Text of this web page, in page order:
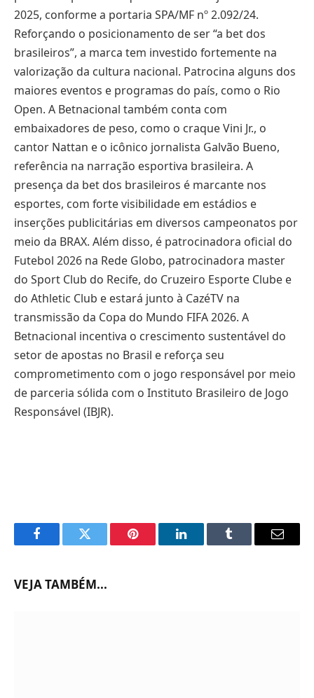
2025, conforme a portaria SPA/MF nº 2.092/24.
Reforçando o posicionamento de ser “a bet dos
brasileiros”, a marca tem investido fortemente na
valorização da cultura nacional. Patrocina alguns dos
maiores eventos e programas do país, como o Rio
Open. A Betnacional também conta com
embaixadores de peso, como o craque Vini Jr., o
cantor Nattan e o icônico jornalista Galvão Bueno,
referência na narração esportiva brasileira. A
presença da bet dos brasileiros é marcante nos
esportes, com forte visibilidade em estádios e
inserções publicitárias em diversos campeonatos por
meio da BRAX. Além disso, é patrocinadora oficial do
Futebol 2026 na Rede Globo, patrocinadora master
do Sport Club do Recife, do Cruzeiro Esporte Clube e
do Athletic Club e estará junto à CazéTV na
transmissão da Copa do Mundo FIFA 2026. A
Betnacional incentiva o crescimento sustentável do
setor de apostas no Brasil e reforça seu
comprometimento com o jogo responsável por meio
de parceria sólida com o Instituto Brasileiro de Jogo
Responsável (IBJR).
FacebookTwitter Pinterest LinkedInTumblr Email
VEJA TAMBÉM...